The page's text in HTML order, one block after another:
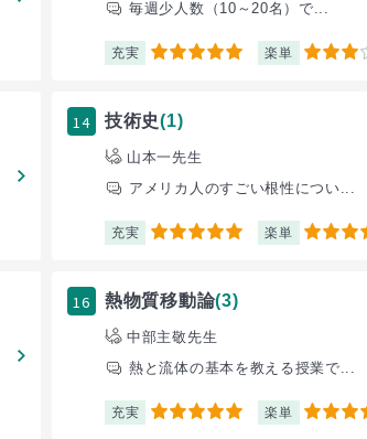
毎週少人数（10～20名）で...
充実 5 楽単 3
14 技術史(1)
山本一先生
アメリカ人のすごい根性につい...
充実 5 楽単 5
16 熱物質移動論(3)
中部主敬先生
熱と流体の基本を教える授業で...
充実 5 楽単 3.5